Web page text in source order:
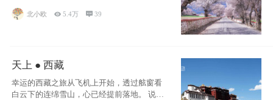
西藏前在备忘录里写下的话
北小欧  5.4万  39
天上 ● 西藏
幸运的西藏之旅从飞机上开始，透过舷窗看
白云下的连绵雪山，心已经提前落地。 说此